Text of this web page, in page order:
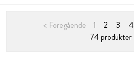
< Foregående 1 2 3 4
74 produkter